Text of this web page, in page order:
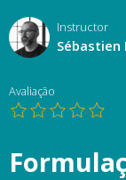
Instructor
Sébastien
Avaliação